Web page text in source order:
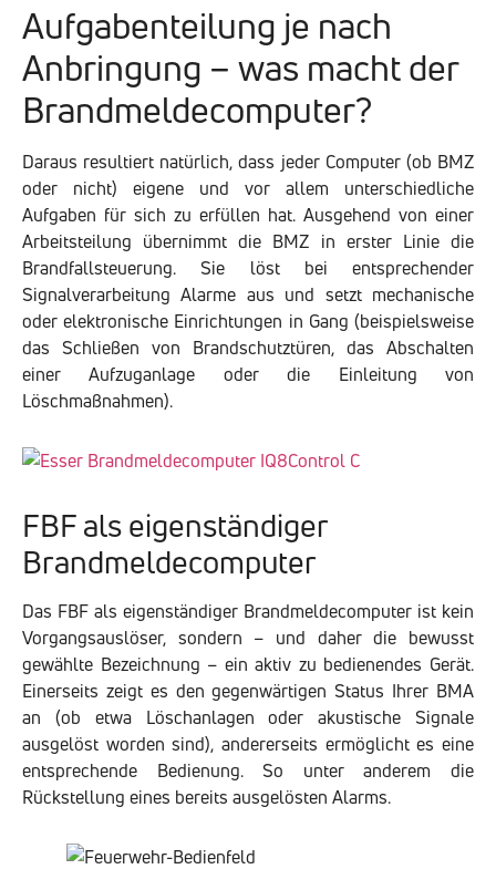
Aufgabenteilung je nach
Anbringung – was macht der
Brandmeldecomputer?
Daraus resultiert natürlich, dass jeder Computer (ob BMZ
oder nicht) eigene und vor allem unterschiedliche
Aufgaben für sich zu erfüllen hat. Ausgehend von einer
Arbeitsteilung übernimmt die BMZ in erster Linie die
Brandfallsteuerung. Sie löst bei entsprechender
Signalverarbeitung Alarme aus und setzt mechanische
oder elektronische Einrichtungen in Gang (beispielsweise
das Schließen von Brandschutztüren, das Abschalten
einer Aufzuganlage oder die Einleitung von
Löschmaßnahmen).
FBF als eigenständiger
Brandmeldecomputer
Das FBF als eigenständiger Brandmeldecomputer ist kein
Vorgangsauslöser, sondern – und daher die bewusst
gewählte Bezeichnung – ein aktiv zu bedienendes Gerät.
Einerseits zeigt es den gegenwärtigen Status Ihrer BMA
an (ob etwa Löschanlagen oder akustische Signale
ausgelöst worden sind), andererseits ermöglicht es eine
entsprechende Bedienung. So unter anderem die
Rückstellung eines bereits ausgelösten Alarms.